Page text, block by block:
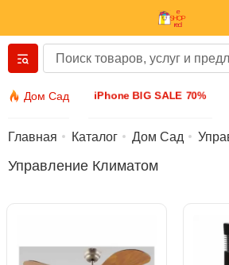
Дом Сад iPhone BIG SALE 70%
Вернуться назад
Аксессуары
Бижутерия
Главная Каталог Дом Сад
Управление Климатом